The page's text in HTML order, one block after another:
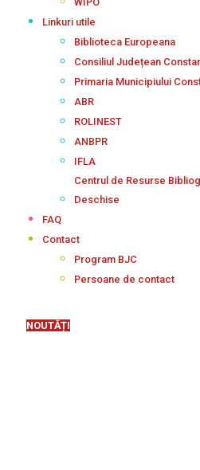
Linkuri utile
Biblioteca Europeana
Consiliul Județean
Primaria Municipiului
ABR
ROLINEST
ANBPR
IFLA
Centrul de Resurse
Deschise
FAQ
Contact
Program BJC
Persoane de contact
NOUTĂȚI